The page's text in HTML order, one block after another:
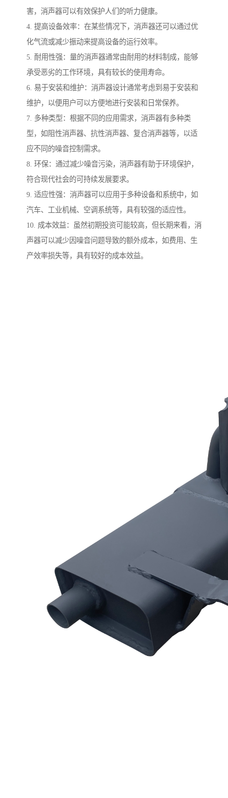
害，消声器可以有效保护人们的听力健康。
4. 提高设备效率：在某些情况下，消声器还可以通过优
化气流或减少振动来提高设备的运行效率。
5. 耐用性强：量的消声器通常由耐用的材料制成，能够
承受恶劣的工作环境，具有较长的使用寿命。
6. 易于安装和维护：消声器设计通常考虑到易于安装和
维护，以便用户可以方便地进行安装和日常保养。
7. 多种类型：根据不同的应用需求，消声器有多种类
型，如阻性消声器、抗性消声器、复合消声器等，以适
应不同的噪音控制需求。
8. 环保：通过减少噪音污染，消声器有助于环境保护，
符合现代社会的可持续发展要求。
9. 适应性强：消声器可以应用于多种设备和系统中，如
汽车、工业机械、空调系统等，具有较强的适应性。
10. 成本效益：虽然初期投资可能较高，但长期来看，消
声器可以减少因噪音问题导致的额外成本，如费用、生
产效率损失等，具有较好的成本效益。